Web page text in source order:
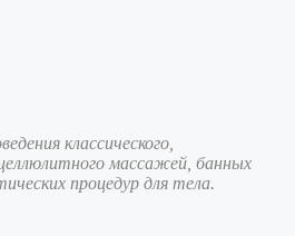
классического,
массажей, банных
процедур для тела.